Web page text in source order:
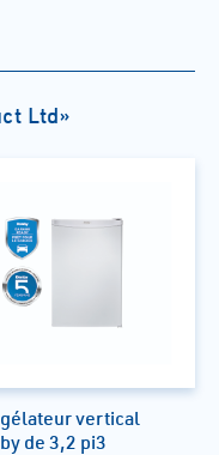
Ltd»
vertical
de 3,2 pi3